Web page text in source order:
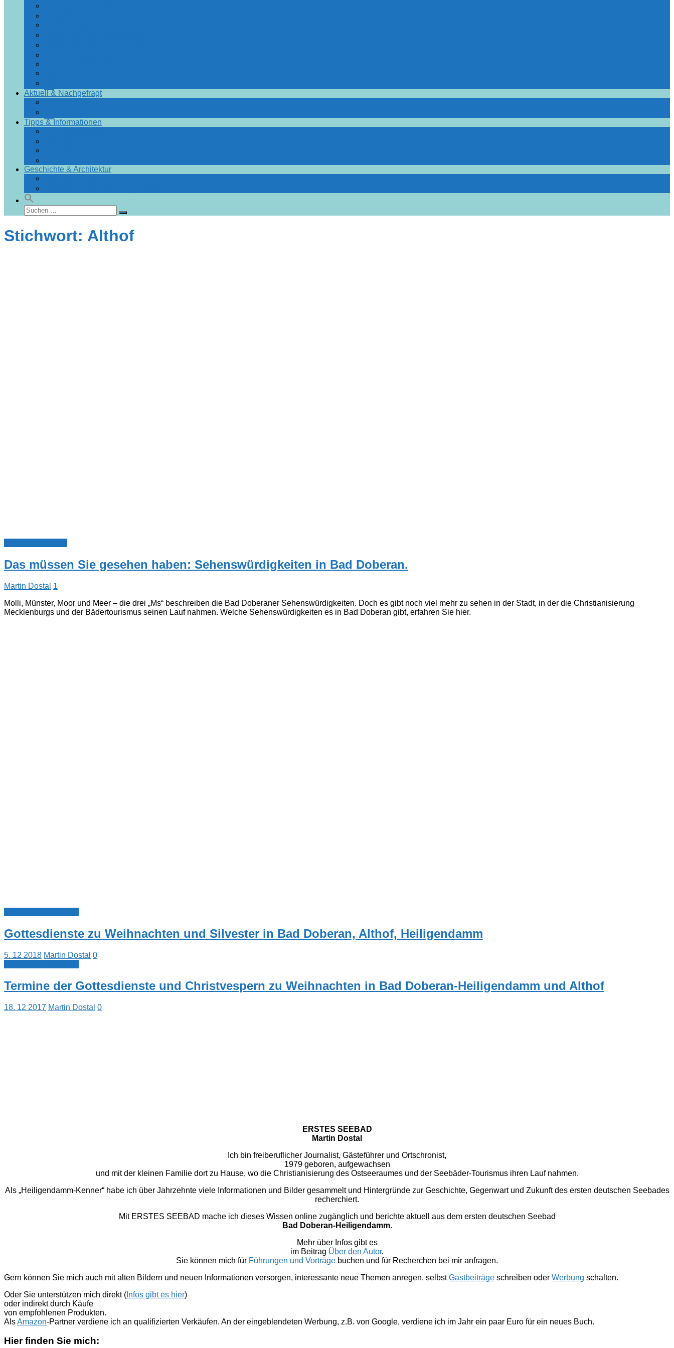
Aktuell & Nachgefragt
Tipps & Informationen
Geschichte & Architektur
Suchen
nach:
Suchen
Stichwort: Althof
Das müssen Sie gesehen haben: Sehenswürdigkeiten in Bad Doberan.
Martin Dostal 1
Molli, Münster, Moor und Meer – die drei „Ms“ beschreiben die Bad Doberaner Sehenswürdigkeiten. Doch es gibt noch viel mehr zu sehen in der Stadt, in der die Christianisierung
Mecklenburgs und der Bädertourismus seinen Lauf nahmen. Welche Sehenswürdigkeiten es in Bad Doberan gibt, erfahren Sie hier.
Gottesdienste zu Weihnachten und Silvester in Bad Doberan, Althof, Heiligendamm
5. 12 2018 Martin Dostal 0
Termine der Gottesdienste und Christvespern zu Weihnachten in Bad Doberan-Heiligendamm und Althof
18. 12 2017 Martin Dostal 0
ERSTES SEEBAD
Martin Dostal
Ich bin freiberuflicher Journalist, Gästeführer und Ortschronist,
1979 geboren, aufgewachsen
und mit der kleinen Familie dort zu Hause, wo die Christianisierung des Ostseeraumes und der Seebäder-Tourismus ihren Lauf nahmen.
Als „Heiligendamm-Kenner“ habe ich über Jahrzehnte viele Informationen und Bilder gesammelt und Hintergründe zur Geschichte, Gegenwart und Zukunft des ersten deutschen Seebades
recherchiert.
Mit ERSTES SEEBAD mache ich dieses Wissen online zugänglich und berichte aktuell aus dem ersten deutschen Seebad
Bad Doberan-Heiligendamm.
Mehr über Infos gibt es
im Beitrag Über den Autor.
Sie können mich für Führungen und Vorträge buchen und für Recherchen bei mir anfragen.
Gern können Sie mich auch mit alten Bildern und neuen Informationen versorgen, interessante neue Themen anregen, selbstGastbeiträge schreiben oder Werbung schalten.
Oder Sie unterstützen mich direkt ( Infos gibt es hier)
oder indirekt durch Käufe
von empfohlenen Produkten.
AlsAmazon-Partner verdiene ich an qualifizierten Verkäufen. An der eingeblendeten Werbung, z.B. von Google, verdiene ich im Jahr ein paar Euro für ein neues Buch.
Hier finden Sie mich: